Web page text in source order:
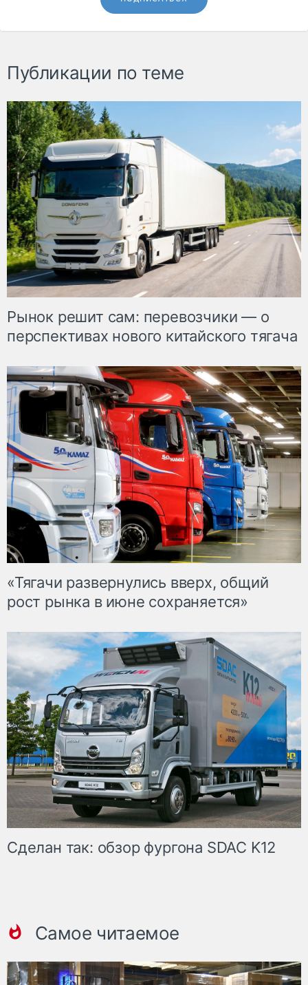
Публикации по теме
Рынок решит сам: перевозчики — о
перспективах нового китайского тягача
«Тягачи развернулись вверх, общий
рост рынка в июне сохраняется»
Сделан так: обзор фургона SDAC K12
Самое читаемое